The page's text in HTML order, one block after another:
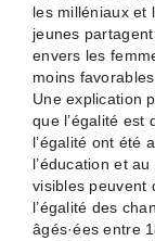
les milléniaux et
jeunes
envers les
moins
Une explication
que l’égalité est
l’égalité ont été
l’éducation et
visibles peuvent
l’égalité des
âgés·ées entre